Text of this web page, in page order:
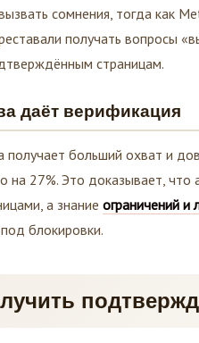
сомнения, тогда как
получать вопросы
страницам.
даёт верификация
больший охват и
на 27%. Это доказывает,
а знание ограничений
блокировки.